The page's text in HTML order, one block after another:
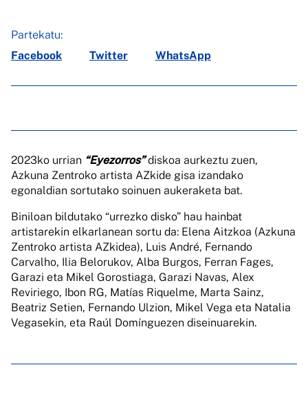
Partekatu:
Facebook
Twitter WhatsApp
2023ko urrian “Eyezorros”diskoa aurkeztu zuen,
Azkuna Zentroko artista AZkide gisa izandako
egonaldian sortutako soinuen aukeraketa bat.
Biniloan bildutako “urrezko disko” hau hainbat
artistarekin elkarlanean sortu da: Elena Aitzkoa (Azkuna
Zentroko artista AZkidea), Luis André, Fernando
Carvalho, Ilia Belorukov, Alba Burgos, Ferran Fages,
Garazi eta Mikel Gorostiaga, Garazi Navas, Alex
Reviriego, Ibon RG, Matías Riquelme, Marta Sainz,
Beatriz Setien, Fernando Ulzion, Mikel Vega eta Natalia
Vegasekin, eta Raúl Domínguezen diseinuarekin.